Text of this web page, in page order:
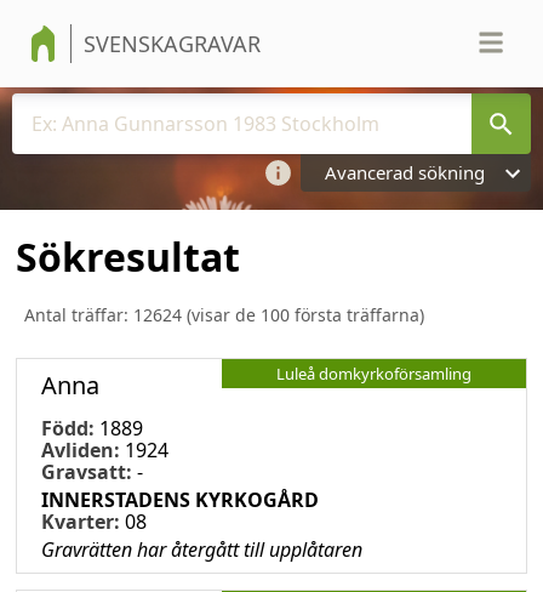
SVENSKAGRAVAR
Avancerad sökning
Sökresultat
Antal träffar: 12624 (visar de 100 första träffarna)
Luleå domkyrkoförsamling
Anna
Född: 1889
Avliden: 1924
Gravsatt: -
INNERSTADENS KYRKOGÅRD
Kvarter: 08
Gravrätten har återgått till upplåtaren